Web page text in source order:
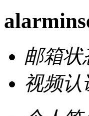
邮箱状
视频认